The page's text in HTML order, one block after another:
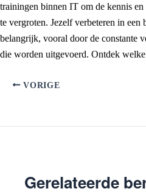
trainingen binnen IT om de kennis
te vergroten. Jezelf verbeteren in een
belangrijk, vooral door de constante
die worden uitgevoerd. Ontdek
VORIGE
Gerelateerde